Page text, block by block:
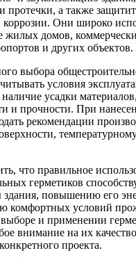
протечки, а также
коррозии. Они широко
жилых домов,
и других объектов.
выбора
условия
усадки
и прочности. При
рекомендации
что правильное
герметиков
здания, повышению его
комфортных условий
и применении
внимание на их
проекта.